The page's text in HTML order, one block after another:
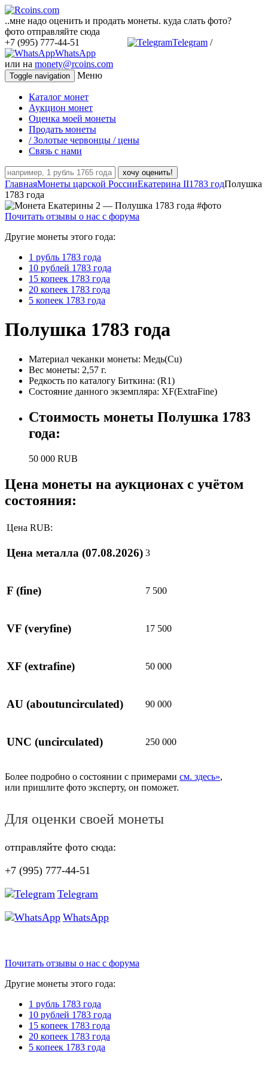
..мне надо оценить и продать монеты. куда слать фото?
фото отправляйте сюда
+7 (995) 777-44-51
Telegram /
WhatsApp
или на monety@rcoins.com
Toggle navigation Меню
Каталог монет
Аукцион монет
Оценка моей монеты
Продать монеты
/ Золотые червонцы / цены
Связь с нами
хочу оценить!
ГлавнаяМонеты царской РоссииЕкатерина II1783 годПолушка
1783 года
Почитать отзывы о нас с форума
Другие монеты этого года:
1 рубль 1783 года
10 рублей 1783 года
15 копеек 1783 года
20 копеек 1783 года
5 копеек 1783 года
Полушка 1783 года
Материал чеканки монеты: Медь(Cu)
Вес монеты: 2,57 г.
Редкость по каталогу Биткина: (R1)
Состояние данного экземпляра: XF(ExtraFine)
Стоимость монеты Полушка 1783
года:
50 000 RUB
Цена монеты на аукционах с учётом
состояния:
Цена RUB:
Цена металла (07.08.2026) 3
F (fine) 7 500
VF (veryfine) 17 500
XF (extrafine) 50 000
AU (aboutuncirculated) 90 000
UNC (uncirculated) 250 000
Более подробно о состоянии с примерами см. здесь»,
или пришлите фото эксперту, он поможет.
Для оценки своей монеты
отправляйте фото сюда:
+7 (995) 777-44-51
Telegram
WhatsApp
Почитать отзывы о нас с форума
Другие монеты этого года:
1 рубль 1783 года
10 рублей 1783 года
15 копеек 1783 года
20 копеек 1783 года
5 копеек 1783 года